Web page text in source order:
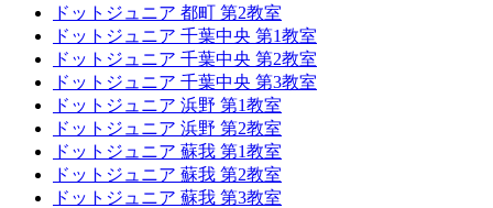
ドットジュニア 都町 第2教室
ドットジュニア 千葉中央 第1教室
ドットジュニア 千葉中央 第2教室
ドットジュニア 千葉中央 第3教室
ドットジュニア 浜野 第1教室
ドットジュニア 浜野 第2教室
ドットジュニア 蘇我 第1教室
ドットジュニア 蘇我 第2教室
ドットジュニア 蘇我 第3教室